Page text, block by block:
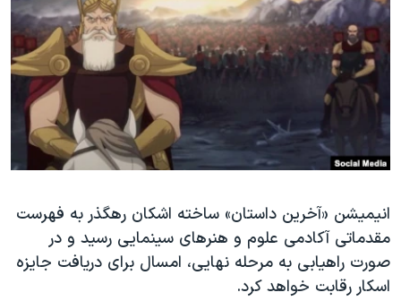
فرهنگ و زندگی
حقوق شهروندی
اقتصادی
اسرائیل در جنگ
آرشیو پخش زنده
مستندها
انتخابات ریاست جمهوری آمریکا ۲۰۲۴
حمله جمهوری اسلامی به اسرائیل
ورزش زنان در ایران
مجموعه مستندهای دادخواهی
تریبونال مردمی آبان ۹۸
دادگاه حمید نوری
دنبال کنید
زبانهای مختلف
انیمیشن «آخرین داستان» ساخته اشکان رهگذر به فهرست
مقدماتی آکادمی علوم و هنرهای سینمایی رسید و در
صورت راهیابی به مرحله نهایی، امسال برای دریافت جایزه
اسکار رقابت خواهد کرد.